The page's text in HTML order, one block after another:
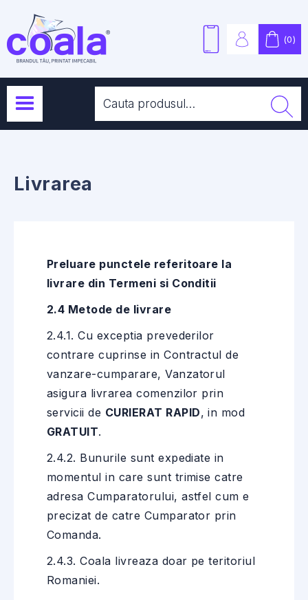
(0)
Livrarea
Preluare punctele referitoare la
livrare din Termeni si Conditii
2.4 Metode de livrare
2.4.1. Cu exceptia prevederilor
contrare cuprinse in Contractul de
vanzare-cumparare, Vanzatorul
asigura livrarea comenzilor prin
servicii de CURIERAT RAPID, in mod
GRATUIT.
2.4.2. Bunurile sunt expediate in
momentul in care sunt trimise catre
adresa Cumparatorului, astfel cum e
precizat de catre Cumparator prin
Comanda.
2.4.3. Coala livreaza doar pe teritoriul
Romaniei.